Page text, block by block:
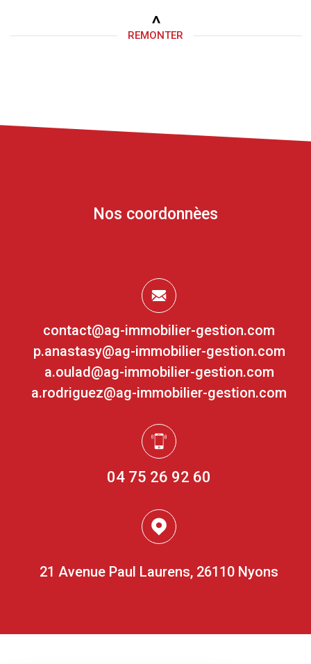
REMONTER
Nos coordonnèes
04 75 26 92 60
contact@ag-immobilier-gestion.com
p.anastasy@ag-immobilier-gestion.com
a.oulad@ag-immobilier-gestion.com
a.rodriguez@ag-immobilier-gestion.com
21 Avenue Paul Laurens, 26110 Nyons